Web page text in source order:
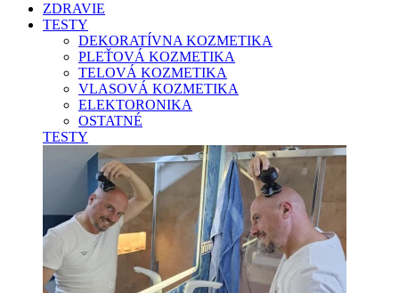
ZDRAVIE
TESTY
DEKORATÍVNA KOZMETIKA
PLEŤOVÁ KOZMETIKA
TELOVÁ KOZMETIKA
VLASOVÁ KOZMETIKA
ELEKTORONIKA
OSTATNÉ
TESTY